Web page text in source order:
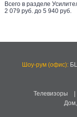
Всего в разделе
2 079 руб. до 5 940 руб.
Шоу-рум (офис):БЦ
Телевизоры
Дом,